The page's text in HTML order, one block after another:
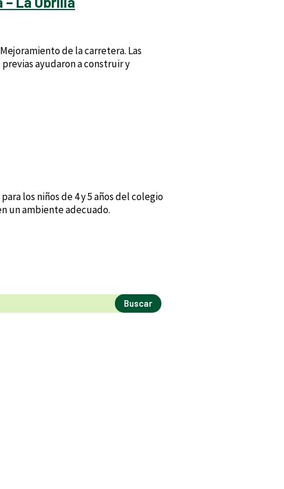
de la carretera. Las
ayudaron a construir y
los niños de 4 y 5 años del colegio
un ambiente adecuado.
Buscar